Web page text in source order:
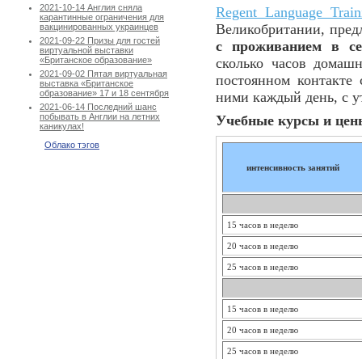
2021-10-14 Англия сняла
карантинные ограничения для
вакцинированных украинцев
2021-09-22 Призы для гостей
виртуальной выставки
«Британское образование»
2021-09-02 Пятая виртуальная
выставка «Британское
образование» 17 и 18 сентября
2021-06-14 Последний шанс
побывать в Англии на летних
каникулах!
Облако тэгов
Regent Language
Великобритании,
с проживанием в
сколько часов
постоянном
ними каждый день, с
Учебные курсы и
интенсивность занятий
15 часов в неделю
20 часов в неделю
25 часов в неделю
15 часов в неделю
20 часов в неделю
25 часов в неделю